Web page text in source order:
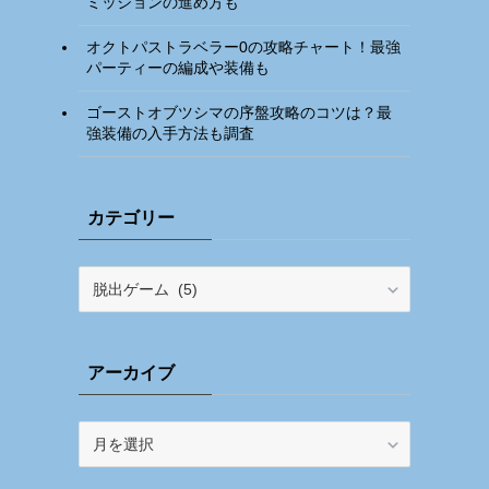
オクトパストラベラー0の攻略チャート！最強
パーティーの編成や装備も
ゴーストオブツシマの序盤攻略のコツは？最
強装備の入手方法も調査
カテゴリー
ーアーカイブ